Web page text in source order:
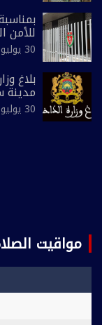
للأمن
30 يوليو، 2026
بلاغ
مدينة
30 يوليو، 2026
مواقيت